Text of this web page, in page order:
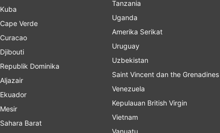
Kuba
Cape Verde
Curacao
Djibouti
Republik Dominika
Aljazair
Ekuador
Mesir
Sahara Barat
Tanzania
Uganda
Amerika Serikat
Uruguay
Uzbekistan
Saint Vincent dan the Grenadines
Venezuela
Kepulauan British Virgin
Vietnam
Vanuatu